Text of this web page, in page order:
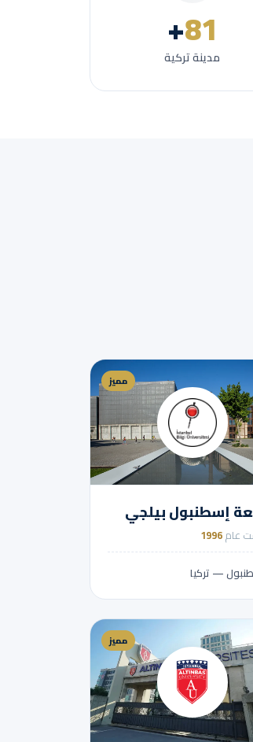
81
+
مدينة تركية
مميز
إسطنبول بيلجي
عام1996
— تركيا
مميز